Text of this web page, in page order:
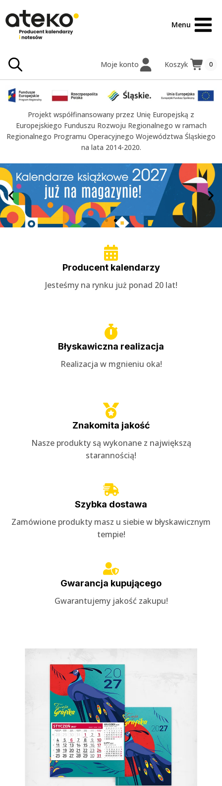
treści
Menu
Moje konto Koszyk 0
Projekt współfinansowany przez Unię Europejską z
Europejskiego Funduszu Rozwoju Regionalnego w ramach
Regionalnego Programu Operacyjnego Województwa Śląskiego
na lata 2014-2020.
Producent kalendarzy
Jesteśmy na rynku już ponad 20 lat!
Błyskawiczna realizacja
Realizacja w mgnieniu oka!
Znakomita jakość
Nasze produkty są wykonane z największą
starannością!
Szybka dostawa
Zamówione produkty masz u siebie w błyskawicznym
tempie!
Gwarancja kupującego
Gwarantujemy jakość zakupu!